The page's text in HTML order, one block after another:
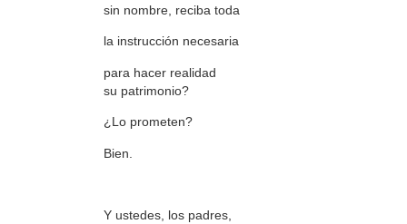
sin nombre, reciba toda
la instrucción necesaria
para hacer realidad
su patrimonio?
¿Lo prometen?
Bien.
Y ustedes, los padres,